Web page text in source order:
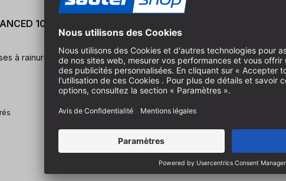
10 pcs | S8
à rainurer ; à affleurer ; à chanfreiner ; à rayonner